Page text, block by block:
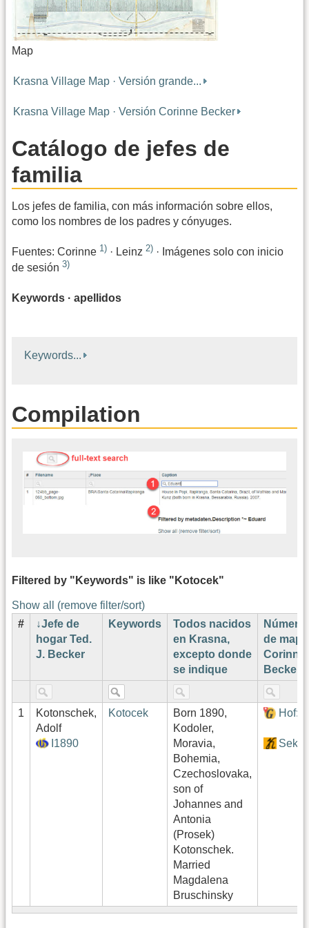
Map
Krasna Village Map · Versión grande...
Krasna Village Map · Versión Corinne Becker
Catálogo de jefes de
familia
Los jefes de familia, con más información sobre ellos,
como los nombres de los padres y cónyuges.
Fuentes: Corinne 1) · Leinz 2) · Imágenes solo con inicio
de sesión 3)
Keywords · apellidos
Keywords...
Compilation
Filtered by "Keywords" is like "Kotocek"
Show all (remove filter/sort)
#
Jefe de
hogar Ted.
J. Becker
Keywords
Todos nacidos
en Krasna,
excepto donde
se indique
Número
de mapa
Corinne
Becker¹
1
Kotonschek,
Adolf
I1890
Kotocek
Born 1890,
Kodoler,
Moravia,
Bohemia,
Czechoslovaka,
son of
Johannes and
Antonia
(Prosek)
Kotonschek.
Married
Magdalena
Bruschinsky